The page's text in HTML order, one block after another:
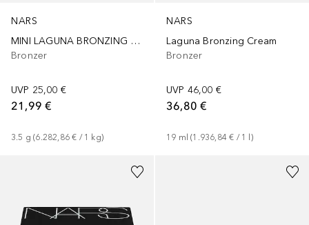
NARS
MINI LAGUNA BRONZING POWDER
Bronzer
UVP 25,00 €
21,99 €
3.5 g (6.282,86 € / 1 kg)
NARS
Laguna Bronzing Cream
Bronzer
UVP 46,00 €
36,80 €
19 ml (1.936,84 € / 1 )
+1 + 1